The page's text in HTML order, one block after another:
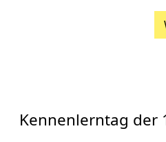
Kennenlerntag der